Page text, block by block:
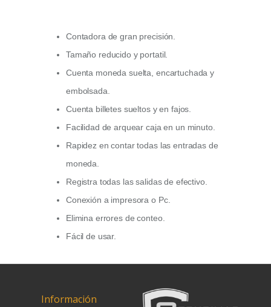
Contadora de gran precisión.
Tamaño reducido y portatil.
Cuenta moneda suelta, encartuchada y
embolsada.
Cuenta billetes sueltos y en fajos.
Facilidad de arquear caja en un minuto.
Rapidez en contar todas las entradas de
moneda.
Registra todas las salidas de efectivo.
Conexión a impresora o Pc.
Elimina errores de conteo.
Fácil de usar.
Información